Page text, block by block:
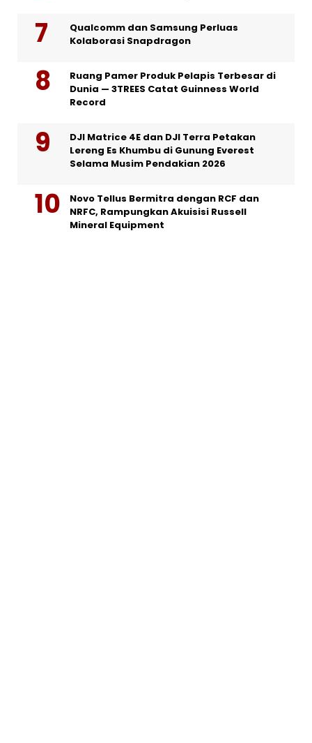
Qualcomm dan Samsung Perluas
Kolaborasi Snapdragon
Ruang Pamer Produk Pelapis Terbesar di
Dunia — 3TREES Catat Guinness World
Record
DJI Matrice 4E dan DJI Terra Petakan
Lereng Es Khumbu di Gunung Everest
Selama Musim Pendakian 2026
Novo Tellus Bermitra dengan RCF dan
NRFC, Rampungkan Akuisisi Russell
Mineral Equipment